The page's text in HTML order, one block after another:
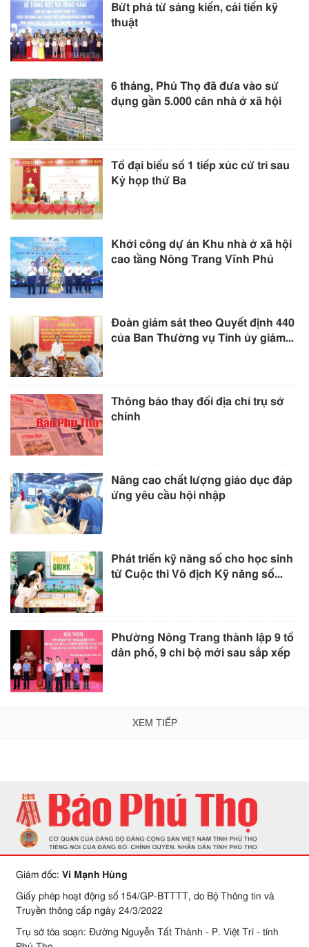
Bứt phá từ sáng kiến, cải tiến kỹ
thuật
6 tháng, Phú Thọ đã đưa vào sử
dụng gần 5.000 căn nhà ở xã hội
Tổ đại biểu số 1 tiếp xúc cử tri sau
Kỳ họp thứ Ba
Khởi công dự án Khu nhà ở xã hội
cao tầng Nông Trang Vĩnh Phú
Đoàn giám sát theo Quyết định 440
của Ban Thường vụ Tỉnh ủy giám...
Thông báo thay đổi địa chỉ trụ sở
chính
Nâng cao chất lượng giáo dục đáp
ứng yêu cầu hội nhập
Phát triển kỹ năng số cho học sinh
từ Cuộc thi Vô địch Kỹ năng số...
Phường Nông Trang thành lập 9 tổ
dân phố, 9 chi bộ mới sau sắp xếp
XEM TIẾP
Giám đốc: Vi Mạnh Hùng
Giấy phép hoạt động số 154/GP-BTTTT, do Bộ Thông tin và
Truyền thông cấp ngày 24/3/2022
Trụ sở tòa soạn: Đường Nguyễn Tất Thành - P. Việt Trì - tỉnh